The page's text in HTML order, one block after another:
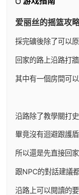
爱丽丝的摇篮攻
採完礦後除了可以
回家的路上沿路打
其中有一個房間可
沿路除了教學關打
畢竟沒有迴避跟護
所以還是先直接回
跟NPC的對話建議
沿路上可以閱讀的